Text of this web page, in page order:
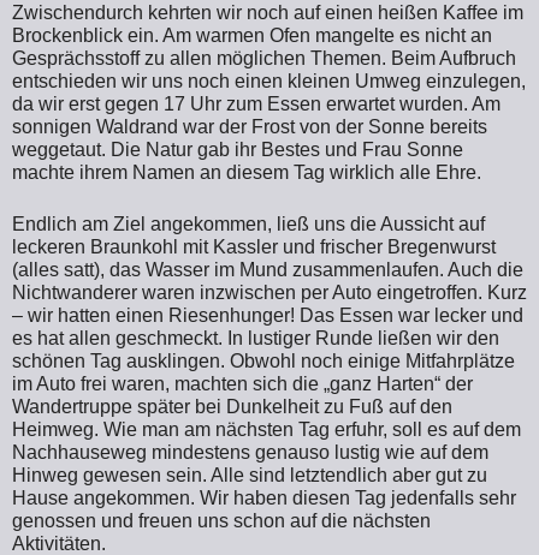
Zwischendurch kehrten wir noch auf einen heißen Kaffee im
Brockenblick ein. Am warmen Ofen mangelte es nicht an
Gesprächsstoff zu allen möglichen Themen. Beim Aufbruch
entschieden wir uns noch einen kleinen Umweg einzulegen,
da wir erst gegen 17 Uhr zum Essen erwartet wurden. Am
sonnigen Waldrand war der Frost von der Sonne bereits
weggetaut. Die Natur gab ihr Bestes und Frau Sonne
machte ihrem Namen an diesem Tag wirklich alle Ehre.
Endlich am Ziel angekommen, ließ uns die Aussicht auf
leckeren Braunkohl mit Kassler und frischer Bregenwurst
(alles satt), das Wasser im Mund zusammenlaufen. Auch die
Nichtwanderer waren inzwischen per Auto eingetroffen. Kurz
– wir hatten einen Riesenhunger! Das Essen war lecker und
es hat allen geschmeckt. In lustiger Runde ließen wir den
schönen Tag ausklingen. Obwohl noch einige Mitfahrplätze
im Auto frei waren, machten sich die „ganz Harten“ der
Wandertruppe später bei Dunkelheit zu Fuß auf den
Heimweg. Wie man am nächsten Tag erfuhr, soll es auf dem
Nachhauseweg mindestens genauso lustig wie auf dem
Hinweg gewesen sein. Alle sind letztendlich aber gut zu
Hause angekommen. Wir haben diesen Tag jedenfalls sehr
genossen und freuen uns schon auf die nächsten
Aktivitäten.